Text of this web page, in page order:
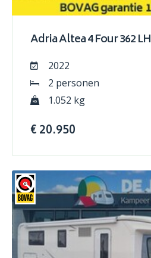
Adria Altea 4 Four 362 LH
2022
2 personen
1.052 kg
€ 20.950